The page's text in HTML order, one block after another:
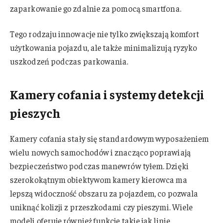
zaparkowanie go zdalnie za pomocą smartfona.
Tego rodzaju innowacje nie tylko zwiększają komfort
użytkowania pojazdu, ale także minimalizują ryzyko
uszkodzeń podczas parkowania.
Kamery cofania i systemy detekcji
pieszych
Kamery cofania stały się standardowym wyposażeniem
wielu nowych samochodów i znacząco poprawiają
bezpieczeństwo podczas manewrów tyłem. Dzięki
szerokokątnym obiektywom kamery kierowca ma
lepszą widoczność obszaru za pojazdem, co pozwala
uniknąć kolizji z przeszkodami czy pieszymi. Wiele
modeli oferuje również funkcje takie jak linie